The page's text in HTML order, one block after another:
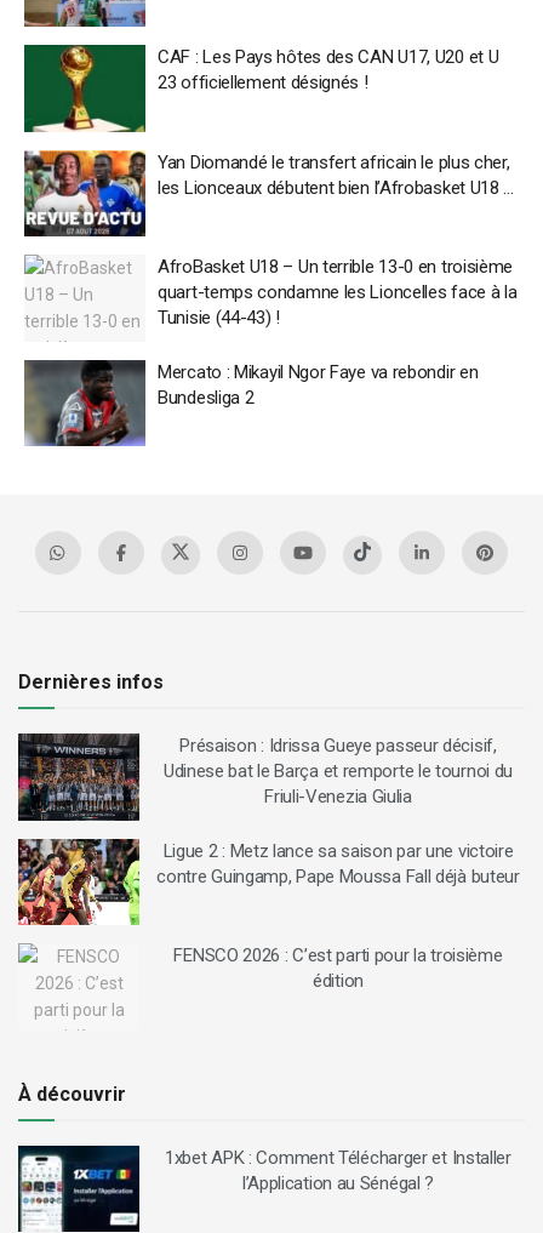
CAF : Les Pays hôtes des CAN U17, U20 et U
23 officiellement désignés !
Yan Diomandé le transfert africain le plus cher,
les Lionceaux débutent bien l’Afrobasket U18 …
AfroBasket U18 – Un terrible 13-0 en troisième
quart-temps condamne les Lioncelles face à la
Tunisie (44-43) !
Mercato : Mikayil Ngor Faye va rebondir en
Bundesliga 2
Dernières infos
Présaison : Idrissa Gueye passeur décisif,
Udinese bat le Barça et remporte le tournoi du
Friuli-Venezia Giulia
Ligue 2 : Metz lance sa saison par une victoire
contre Guingamp, Pape Moussa Fall déjà buteur
FENSCO 2026 : C’est parti pour la troisième
édition
À découvrir
1xbet APK : Comment Télécharger et Installer
l’Application au Sénégal ?